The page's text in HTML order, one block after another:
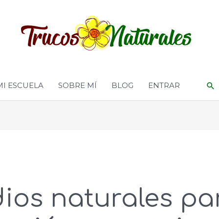
ESCUELA SOBRE MÍ BLOG ENTRAR
naturales